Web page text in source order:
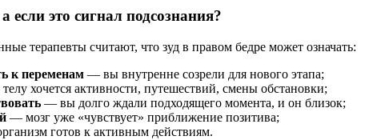
если это сигнал подсознания?
терапевты считают, что зуд в правом бедре может означать:
к переменам — вы внутренне созрели для нового этапа;
хочется активности, путешествий, смены обстановки;
— вы долго ждали подходящего момента, и он близок;
— мозг уже «чувствует» приближение позитива;
готов к активным действиям.